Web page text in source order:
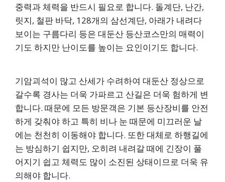
중력과 체력을 반드시 필요로 합니다. 돌계단, 난간,
릿지, 철판 바닥, 128개의 삼선계단, 아래가 내려다
보이는 구름다리 등은 대둔산 등산코스만의 매력이
기도 하지만 난이도를 높이는 요인이기도 합니다.
기암괴석이 많고 산세가 수려하여 대둔산 정상으로
갈수록 경사는 더욱 가파르고 산길은 더욱 험하게 변
합니다. 때문에 모든 방문객은 기본 등산장비를 안전
하게 갖춰야 하고 특히 비나 눈 때문에 미끄러운 날
에는 천천히 이동해야 합니다. 또한 대체로 하행길에
는 방심하기 쉽지만, 오히려 내려갈 때에 긴장이 풀
어지기 쉽고 체력도 많이 소진된 상태이므로 더욱 유
의해야 합니다.